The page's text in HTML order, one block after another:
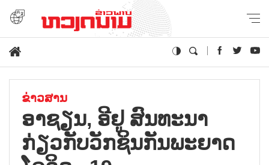
ຂ່າວສານ
ອາ​ຊຽນ, ອີ​ຢູ ສົນ​ທະ​ນາ
ກ່ຽວ​ກັບ​ວັກ​ຊິນ​ກັນ​ພະ​ຍາດ​